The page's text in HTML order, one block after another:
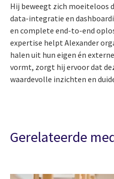
Hij beweegt zich moeiteloos
data-integratie en
en complete end-to-end
expertise helpt Alexander
halen uit hun eigen én
vormt, zorgt hij ervoor dat
waardevolle inzichten en
Gerelateerde